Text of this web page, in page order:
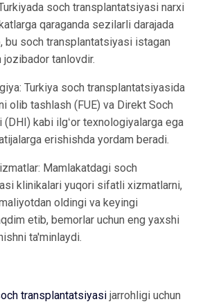
soch transplantatsiyasi narxi
qaraganda sezilarli darajada
bu soch transplantatsiyasi istagan
jozibador tanlovdir.
Turkiya soch transplantatsiyasida
olib tashlash (FUE) va Direkt Soch
(DHI) kabi ilgʻor texnologiyalarga ega
erishishda yordam beradi.
Mamlakatdagi soch
klinikalari yuqori sifatli xizmatlarni,
oldingi va keyingi
etib, bemorlar uchun eng yaxshi
ta'minlaydi.
transplantatsiyasijarrohligi uchun